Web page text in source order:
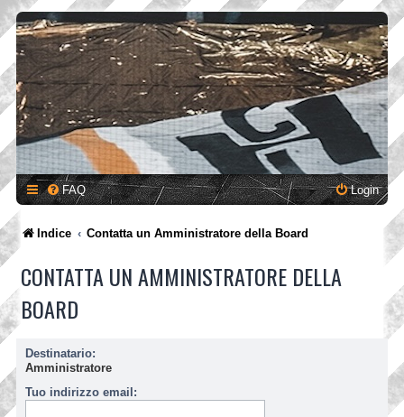
FAQ Login
Indice Contatta un Amministratore della Board
CONTATTA UN AMMINISTRATORE DELLA
BOARD
Destinatario:
Amministratore
Tuo indirizzo email: